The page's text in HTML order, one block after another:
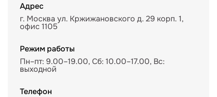
Адрес
г. Москва ул. Кржижановского д. 29 корп. 1,
офис 1105
Режим работы
Пн–пт: 9.00–19.00, Сб: 10.00–17.00, Вс:
выходной
Телефон